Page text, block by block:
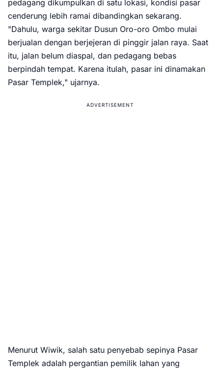
pedagang dikumpulkan di satu lokasi, kondisi pasar
cenderung lebih ramai dibandingkan sekarang.
"Dahulu, warga sekitar Dusun Oro-oro Ombo mulai
berjualan dengan berjejeran di pinggir jalan raya. Saat
itu, jalan belum diaspal, dan pedagang bebas
berpindah tempat. Karena itulah, pasar ini dinamakan
Pasar Templek," ujarnya.
ADVERTISEMENT
Menurut Wiwik, salah satu penyebab sepinya Pasar
Templek adalah pergantian pemilik lahan yang